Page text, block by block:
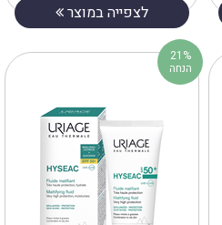
לצפייה במוצר
21%
הנחה